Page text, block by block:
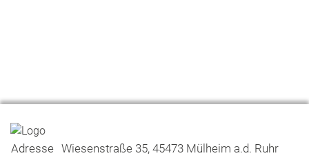
Adresse Wiesenstraße 35, 45473 Mülheim a.d. Ruhr